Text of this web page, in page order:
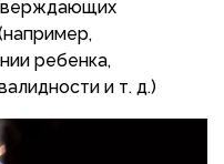
ребенка,
и т. д.)